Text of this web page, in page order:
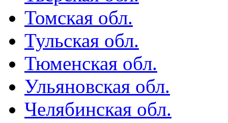
Томская обл.
Тульская обл.
Тюменская обл.
Ульяновская обл.
Челябинская обл.